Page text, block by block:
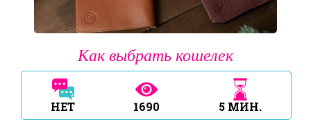
Как выбрать кошелек
НЕТ 1690 5 МИН.